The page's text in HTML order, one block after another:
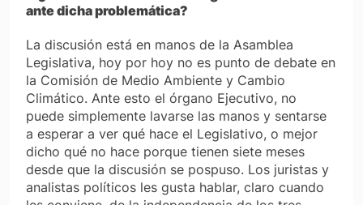
ante dicha problemática?
La discusión está en manos de la Asamblea
Legislativa, hoy por hoy no es punto de debate en
la Comisión de Medio Ambiente y Cambio
Climático. Ante esto el órgano Ejecutivo, no
puede simplemente lavarse las manos y sentarse
a esperar a ver qué hace el Legislativo, o mejor
dicho qué no hace porque tienen siete meses
desde que la discusión se pospuso. Los juristas y
analistas políticos les gusta hablar, claro cuando